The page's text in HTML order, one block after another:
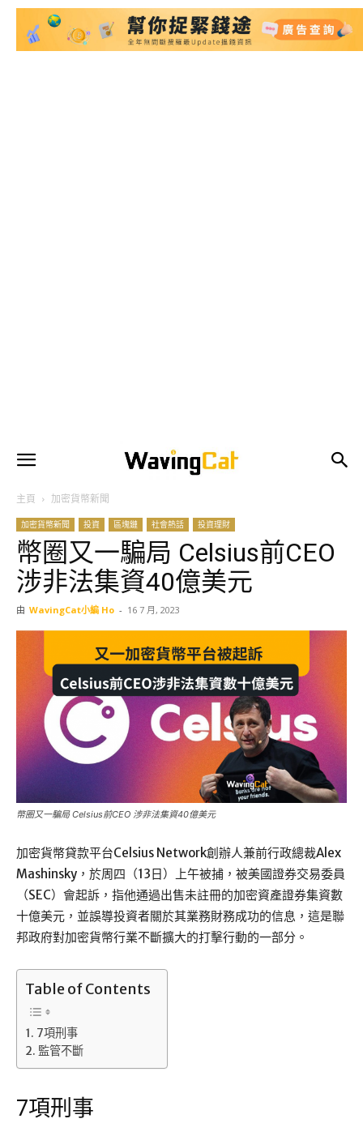
主頁 加密貨幣新聞
加密貨幣新聞 投資 區塊鏈 社會熱話 投資理財
幣圈又一騙局 Celsius前CEO
涉非法集資40億美元
由 WavingCat小編 Ho - 16 7 月, 2023
幣圈又一騙局 Celsius前CEO 涉非法集資40億美元
加密貨幣貸款平台Celsius Network創辦人兼前行政總裁Alex
Mashinsky，於周四（13日）上午被捕，被美國證券交易委員
（SEC）會起訴，指他通過出售未註冊的加密資產證券集資數
十億美元，並誤導投資者關於其業務財務成功的信息，這是聯
邦政府對加密貨幣行業不斷擴大的打擊行動的一部分。
Table of Contents
7項刑事
監管不斷
7項刑事